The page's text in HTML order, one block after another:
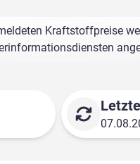
Kraftstoffpreise